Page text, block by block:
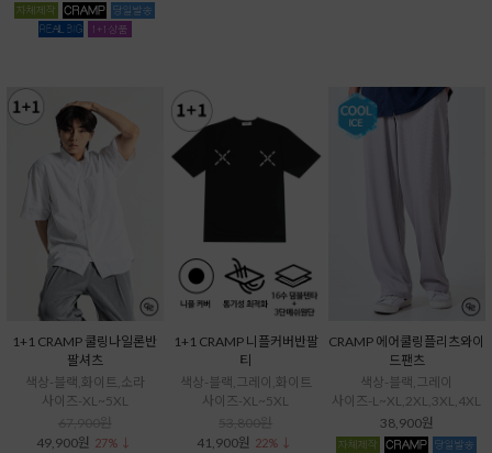
1+1 CRAMP 쿨링나일론반
팔셔츠
색상-블랙,화이트,소라
사이즈-XL~5XL
49,900원 27% ↓
1+1 CRAMP 니플커버반팔
티
색상-블랙,그레이,화이트
사이즈-XL~5XL
41,900원 22% ↓
CRAMP 에어쿨링플리츠와이
드팬츠
색상-블랙,그레이
사이즈-L~XL,2XL,3XL,4XL
38,900원